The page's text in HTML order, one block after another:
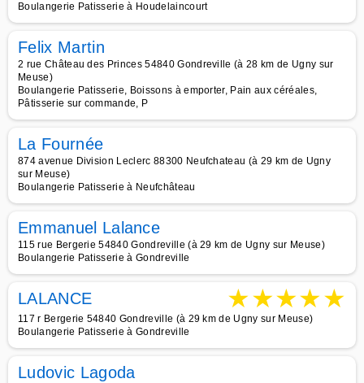
Boulangerie Patisserie à Houdelaincourt
Felix Martin
2 rue Château des Princes 54840 Gondreville (à 28 km de Ugny sur
Meuse)
Boulangerie Patisserie, Boissons à emporter, Pain aux céréales,
Pâtisserie sur commande, P
La Fournée
874 avenue Division Leclerc 88300 Neufchateau (à 29 km de Ugny
sur Meuse)
Boulangerie Patisserie à Neufchâteau
Emmanuel Lalance
115 rue Bergerie 54840 Gondreville (à 29 km de Ugny sur Meuse)
Boulangerie Patisserie à Gondreville
LALANCE ★★★★★
117 r Bergerie 54840 Gondreville (à 29 km de Ugny sur Meuse)
Boulangerie Patisserie à Gondreville
Ludovic Lagoda